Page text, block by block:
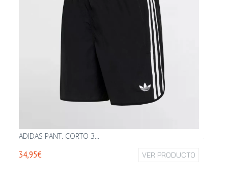
ADIDAS PANT. CORTO 3...
34,95€ VER PRODUCTO